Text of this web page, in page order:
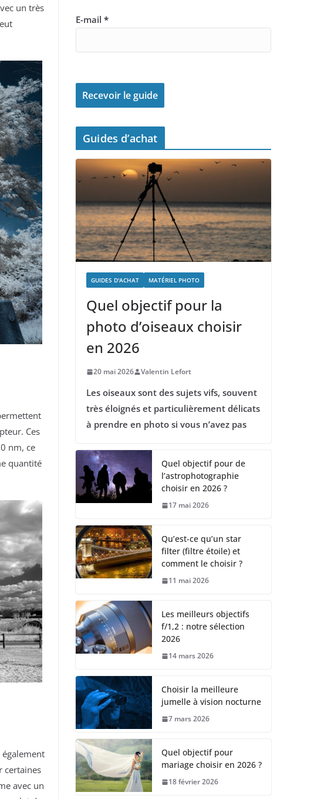
un très
Ces
nm, ce
quantité
certaines
avec un
E-mail *
Guides d’achat
GUIDES D'ACHAT MATÉRIEL PHOTO
Quel objectif pour la
photo d’oiseaux choisir
en 2026
20 mai 2026 Valentin Lefort
Les oiseaux sont des sujets vifs, souvent
très éloignés et particulièrement délicats
à prendre en photo si vous n’avez pas
Quel objectif pour de
l’astrophotographie
choisir en 2026 ?
17 mai 2026
Qu’est-ce qu’un star
filter (filtre étoile) et
comment le choisir ?
11 mai 2026
Les meilleurs objectifs
f/1,2 : notre sélection
2026
14 mars 2026
Choisir la meilleure
jumelle à vision nocturne
7 mars 2026
Quel objectif pour
mariage choisir en 2026 ?
18 février 2026